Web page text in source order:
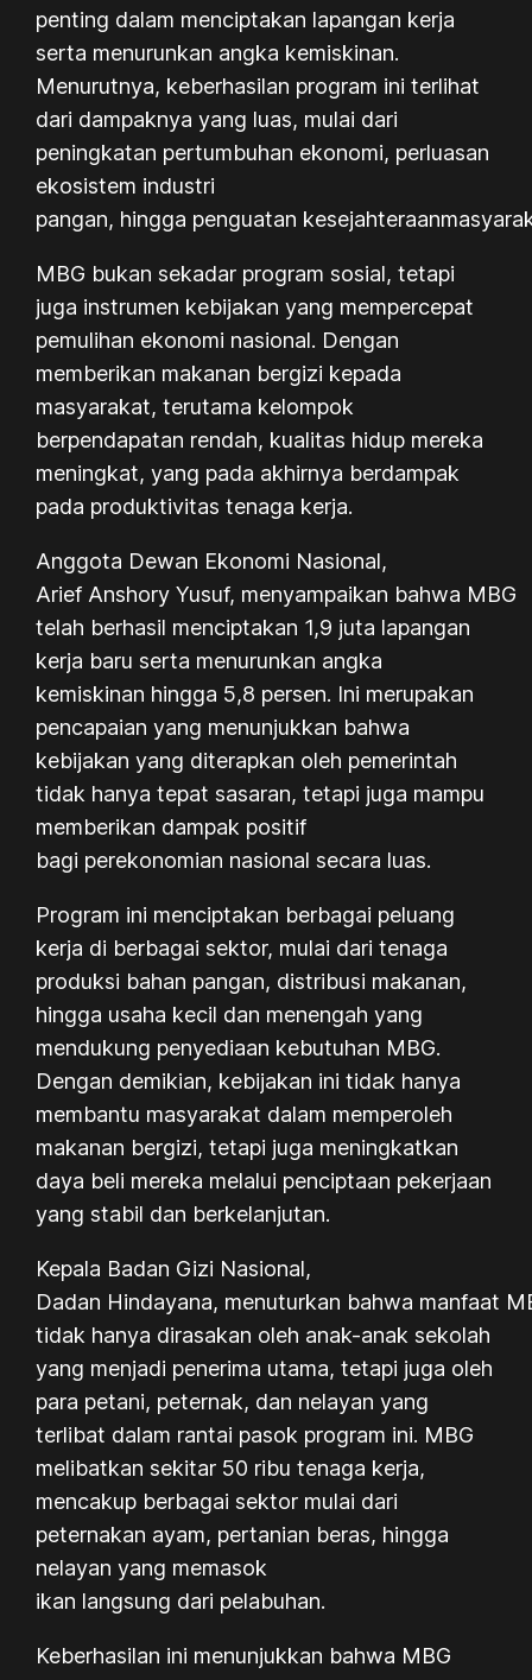
penting dalam menciptakan lapangan kerja
serta menurunkan angka kemiskinan.
Menurutnya, keberhasilan program ini terlihat
dari dampaknya yang luas, mulai dari
peningkatan pertumbuhan ekonomi, perluasan
ekosistem industri
pangan, hingga penguatan
MBG bukan sekadar program sosial, tetapi
juga instrumen kebijakan yang mempercepat
pemulihan ekonomi nasional. Dengan
memberikan makanan bergizi kepada
masyarakat, terutama kelompok
berpendapatan rendah, kualitas hidup mereka
meningkat, yang pada akhirnya berdampak
pada produktivitas tenaga kerja.
Anggota Dewan Ekonomi Nasional,
Arief Anshory Yusuf, menyampaikan bahwa MBG
telah berhasil menciptakan 1,9 juta lapangan
kerja baru serta menurunkan angka
kemiskinan hingga 5,8 persen. Ini merupakan
pencapaian yang menunjukkan bahwa
kebijakan yang diterapkan oleh pemerintah
tidak hanya tepat sasaran, tetapi juga mampu
memberikan dampak positif
bagi perekonomian nasional secara luas.
Program ini menciptakan berbagai peluang
kerja di berbagai sektor, mulai dari tenaga
produksi bahan pangan, distribusi makanan,
hingga usaha kecil dan menengah yang
mendukung penyediaan kebutuhan MBG.
Dengan demikian, kebijakan ini tidak hanya
membantu masyarakat dalam memperoleh
makanan bergizi, tetapi juga meningkatkan
daya beli mereka melalui penciptaan pekerjaan
yang stabil dan berkelanjutan.
Kepala Badan Gizi Nasional,
Dadan Hindayana, menuturkan bahwa manfaat
tidak hanya dirasakan oleh anak-anak sekolah
yang menjadi penerima utama, tetapi juga oleh
para petani, peternak, dan nelayan yang
terlibat dalam rantai pasok program ini. MBG
melibatkan sekitar 50 ribu tenaga kerja,
mencakup berbagai sektor mulai dari
peternakan ayam, pertanian beras, hingga
nelayan yang memasok
ikan langsung dari pelabuhan.
Keberhasilan ini menunjukkan bahwa MBG